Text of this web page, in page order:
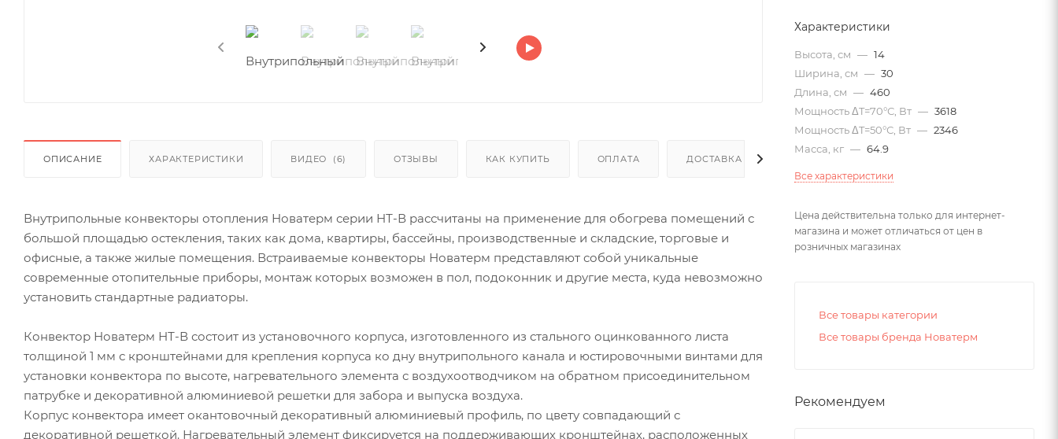
ОПИСАНИЕ ХАРАКТЕРИСТИКИ ВИДЕО (6) ОТЗЫВЫ КАК КУПИТЬ ОПЛАТА ДОСТАВКА
Внутрипольные конвекторы отопления Новатерм серии НТ-В рассчитаны на применение для обогрева помещений с
большой площадью остекления, таких как дома, квартиры, бассейны, производственные и складские, торговые и
офисные, а также жилые помещения. Встраиваемые конвекторы Новатерм представляют собой уникальные
современные отопительные приборы, монтаж которых возможен в пол, подоконник и другие места, куда невозможно
установить стандартные радиаторы.
Конвектор Новатерм НТ-В состоит из установочного корпуса, изготовленного из стального оцинкованного листа
толщиной 1 мм с кронштейнами для крепления корпуса ко дну внутрипольного канала и юстировочными винтами для
установки конвектора по высоте, нагревательного элемента с воздухоотводчиком на обратном присоединительном
патрубке и декоративной алюминиевой решетки для забора и выпуска воздуха.
Корпус конвектора имеет окантовочный декоративный алюминиевый профиль, по цвету совпадающий с
декоративной решеткой. Нагревательный элемент фиксируется на поддерживающих кронштейнах, расположенных
Характеристики
Высота, см — 14
Ширина, см — 30
Длина, см — 460
Мощность ΔT=70°С, Вт — 3618
Мощность ΔT=50°С, Вт — 2346
Масса, кг — 64.9
Все характеристики
Цена действительна только для интернет-
магазина и может отличаться от цен в
розничных магазинах
Все товары категории
Все товары бренда Новатерм
Рекомендуем